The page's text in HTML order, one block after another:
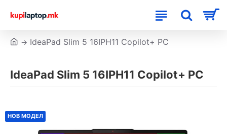
IdeaPad Slim 5 16IPH11 Copilot+ PC
IdeaPad Slim 5 16IPH11 Copilot+ PC
НОВ МОДЕЛ